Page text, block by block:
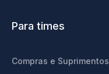
Para times
Compras e Suprimentos